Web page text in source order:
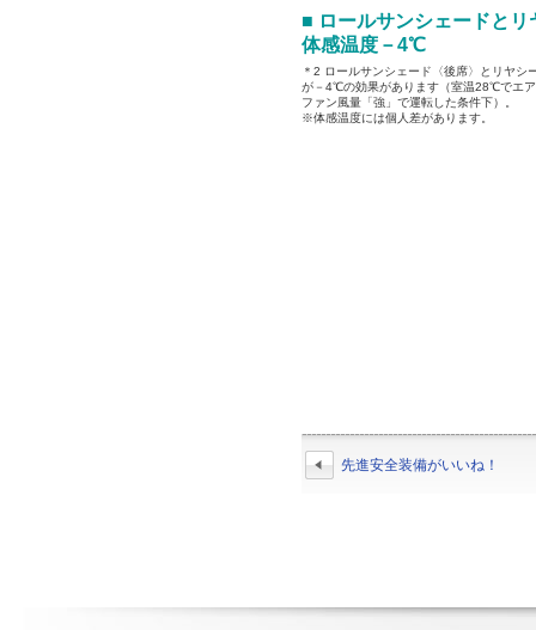
■ ロールサンシェードと
体感温度－4℃
＊2 ロールサンシェード〈後席〉とリヤシ
が－4℃の効果があります（室温28℃でエ
ファン風量「強」で運転した条件下）。
※体感温度には個人差があります。
先進安全装備がいいね！